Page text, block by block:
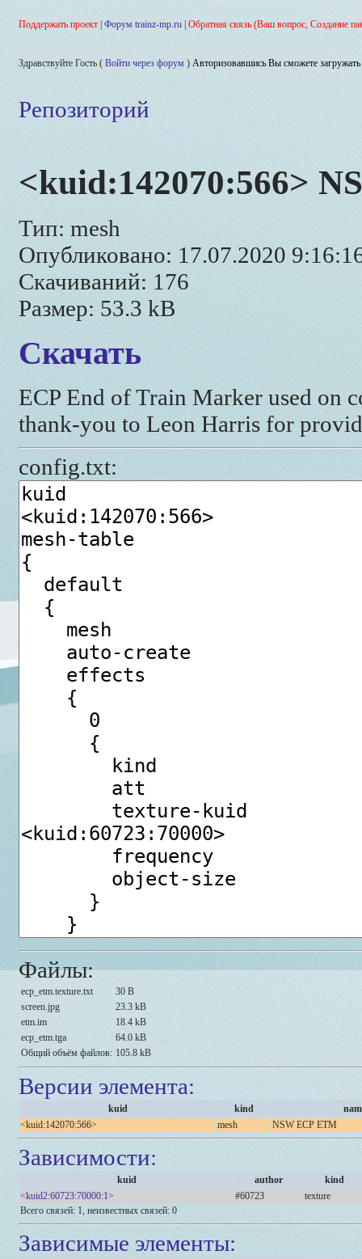
Поддержать проект Форум trainz-mp.ru Обратная связь (Ваш вопрос, Создание
Здравствуйте Гость ( Войти через форум ) Авторизовавшись Вы сможете
Репозиторий
<kuid:142070:566>
Тип: mesh
Опубликовано: 17.07.2020
Скачиваний: 176
Размер: 53.3 kB
Скачать
ECP End of Train Marker used on
thank-you to Leon Harris for
config.txt:
Файлы:
ecp_etm.texture.txt
30 B
screen.jpg
23.3 kB
etm.im
18.4 kB
ecp_etm.tga
64.0 kB
Общий объём файлов: 105.8 kB
Версии элемента:
kuid kind
<kuid:142070:566>
mesh NSW ECP ETM
Зависимости:
kuid author
kind
<kuid2:60723:70000:1>
#60723
texture
Всего связей: 1, неизвестных связей: 0
Зависимые элементы: